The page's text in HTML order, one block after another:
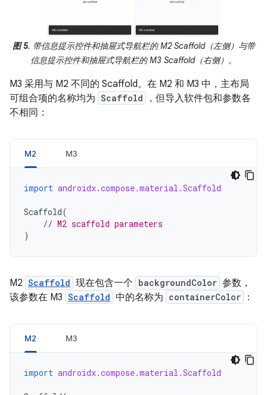
图 5. 带信息提示控件和抽屉式导航栏的 M2 Scaffold（左侧）与带
信息提示控件和抽屉式导航栏的 M3 Scaffold（右侧）。
M3 采用与 M2 不同的 Scaffold。在 M2 和 M3 中，主布局
可组合项的名称均为 Scaffold
，但导入软件包和参数各
不相同：
M2 M3
import androidx.compose.material.Scaffold
Scaffold(
// M2 scaffold parameters
)
M2 Scaffold 现在包含一个 backgroundColor 参数，
该参数在 M3 Scaffold 中的名称为 containerColor ：
M2 M3
import androidx.compose.material.Scaffold